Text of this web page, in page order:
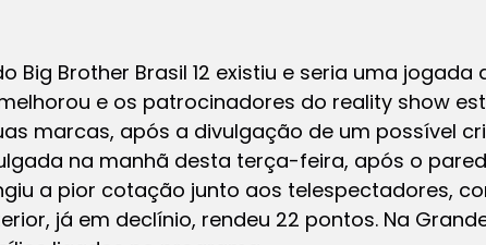
Big Brother Brasil 12 existiu e seria uma
e os patrocinadores do reality show
marcas, após a divulgação de um possível
na manhã desta terça-feira, após o
a pior cotação junto aos telespectadores,
já em declínio, rendeu 22 pontos. Na